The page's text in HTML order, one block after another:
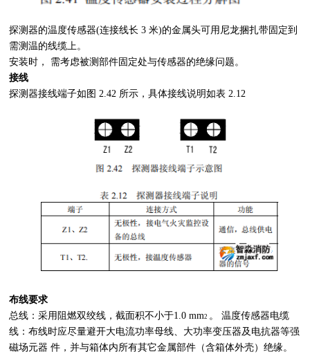
探测器的温度传感器(连接线长3米)的金属头可用尼龙捆扎带固定到
需测温的线缆上。
安装时， 需考虑被测部件固定处与传感器的绝缘问题。
接线
探测器接线端子如图2.42 所示，具体接线说明如表2.12
布线要求
总线：采用阻燃双绞线，截面积不小于1.0 mm2 。温度传感器电缆
线：布线时应尽量避开大电流功率母线、大功率变压器及电抗器等强
磁场元器件，并与箱体内所有其它金属部件（含箱体外壳）绝缘。